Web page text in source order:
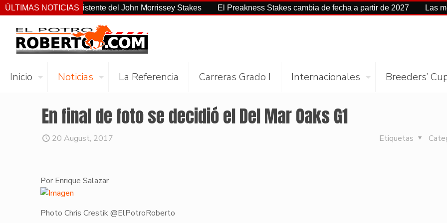
ÚLTIMAS NOTICIAS
el más consistente del John Morrissey Stakes El Preakness Stakes cambia de fecha a partir de 2027 Las
Inicio Noticias La Referencia Carreras Grado I Internacionales Breeders’
En final de foto se decidió el Del Mar Oaks G1
20 August, 2017 Etiquetas
Por Enrique Salazar
Photo Chris Crestik @ElPotroRoberto